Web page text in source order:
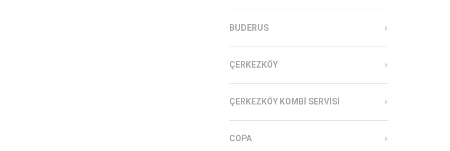
BUDERUS
ÇERKEZKÖY
ÇERKEZKÖY KOMBI SERVISI
COPA